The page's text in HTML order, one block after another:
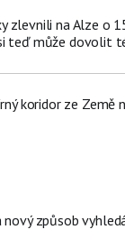
zlevnili na Alze o
teď může dovolit
koridor ze Země
způsob